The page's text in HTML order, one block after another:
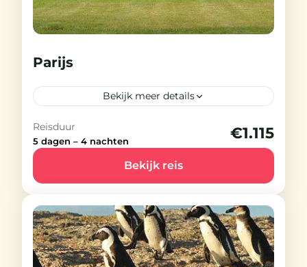
Parijs
Bekijk meer details
Gegarandeerde vertrekdata
Parijs is een betoverende stad vol
kunst en cultuur. Hier zijn ook de
Frankrijk
Licht
20-25 People
Reisduur
5 dagen – 4 nachten €1.115
Bekijk reis